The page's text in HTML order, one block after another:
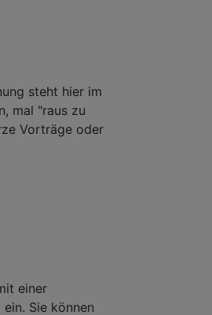
steht hier im
mal "raus zu
Vorträge oder
einer
Sie können